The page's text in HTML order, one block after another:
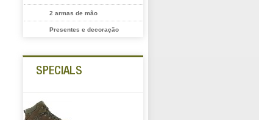
2 armas de mão
Presentes e decoração
SPECIALS